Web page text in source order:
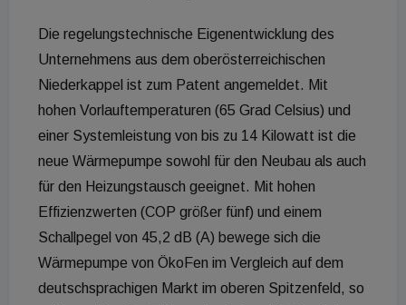
Die regelungstechnische Eigenentwicklung des
Unternehmens aus dem oberösterreichischen
Niederkappel ist zum Patent angemeldet. Mit
hohen Vorlauftemperaturen (65 Grad Celsius) und
einer Systemleistung von bis zu 14 Kilowatt ist die
neue Wärmepumpe sowohl für den Neubau als auch
für den Heizungstausch geeignet. Mit hohen
Effizienzwerten (COP größer fünf) und einem
Schallpegel von 45,2 dB (A) bewege sich die
Wärmepumpe von ÖkoFen im Vergleich auf dem
deutschsprachigen Markt im oberen Spitzenfeld, so